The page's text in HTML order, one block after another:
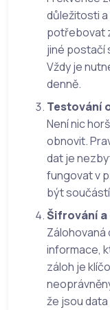
důležitosti
potřebovat
jiné postačí
Vždy je
denně.
Testování
Není nic
obnovit.
dat je
fungovat v
být
Šifrování
informace,
záloh je
že jsou